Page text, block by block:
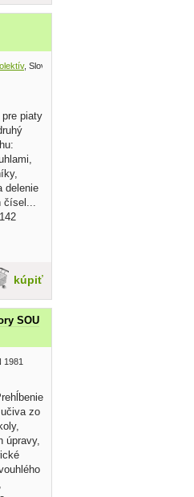
nakladateľstvo 1976
, Slovenské pedagogické nakladateľstvo
piaty
delenie
čísel...
kúpiť
SOU
1981
zo
úpravy,